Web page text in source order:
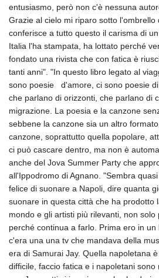
entusiasmo, però non c'è nessuna
Grazie al cielo mi riparo sotto l'ombrello
conferisce a tutto questo il carisma di
Italia l'ha stampata, ha lottato perché
fondato una rivista che con fatica è
tanti anni". "In questo libro legato al
sono poesie d'amore, ci sono poesie
che parlano di orizzonti, che parlano di
migrazione. La poesia e la canzone
sebbene la canzone sia un altro
canzone, soprattutto quella popolare,
ci può cascare dentro, ma non è
anche del Jova Summer Party che
all'Ippodromo di Agnano. "Sembra
felice di suonare a Napoli, dire quanta
suonare in questa città che ha prodotto
mondo e gli artisti più rilevanti, non
perché continua a farlo. Prima ero in
c'era una una tv che mandava della
era di Samurai Jay. Quella napoletana
difficile, faccio fatica e i napoletani